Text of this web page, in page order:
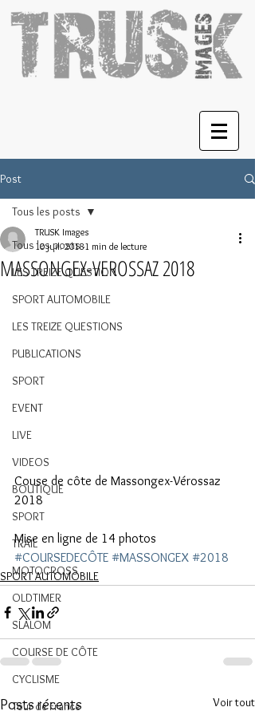
Post
Tous les posts
LES TREIZE QUESTION
SPORT AUTOMOBILE
LES TREIZE QUESTIONS
PUBLICATIONS
SPORT
EVENT
LIVE
VIDEOS
BOUTIQUE
SPORT
TRAIL
MOTOCROSS
OLDTIMER
SLALOM
COURSE DE CÔTE
CYCLISME
Tour de France
Tous les posts
MASSONGEX-VEROSSAZ 2018
TRUSK Images
10 juil. 20181 min de lecture
Couse de côte de Massongex-Vérossaz
2018
Mise en ligne de 14 photos
#COURSEDECÔTE #MASSONGEX #2018
SPORT AUTOMOBILE
Posts récents Voir tout